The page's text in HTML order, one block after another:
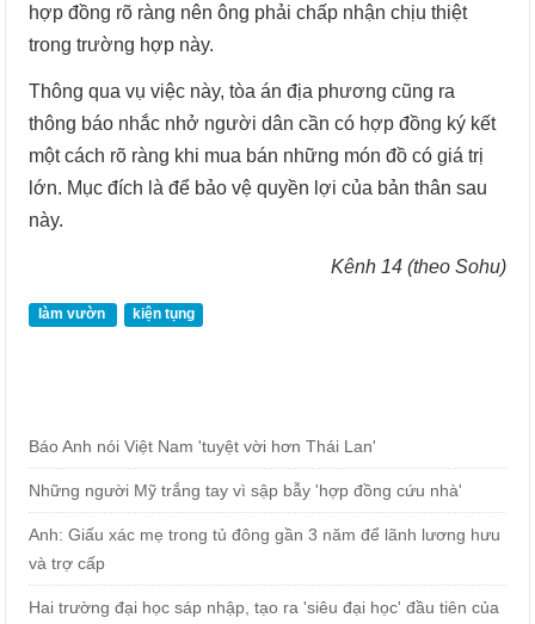
hợp đồng rõ ràng nên ông phải chấp nhận chịu thiệt
trong trường hợp này.
Thông qua vụ việc này, tòa án địa phương cũng ra
thông báo nhắc nhở người dân cần có hợp đồng ký kết
một cách rõ ràng khi mua bán những món đồ có giá trị
lớn. Mục đích là để bảo vệ quyền lợi của bản thân sau
này.
Kênh 14 (theo Sohu)
làm vườn kiện tụng
Báo Anh nói Việt Nam 'tuyệt vời hơn Thái Lan'
Những người Mỹ trắng tay vì sập bẫy 'hợp đồng cứu nhà'
Anh: Giấu xác mẹ trong tủ đông gần 3 năm để lãnh lương hưu
và trợ cấp
Hai trường đại học sáp nhập, tạo ra 'siêu đại học' đầu tiên của